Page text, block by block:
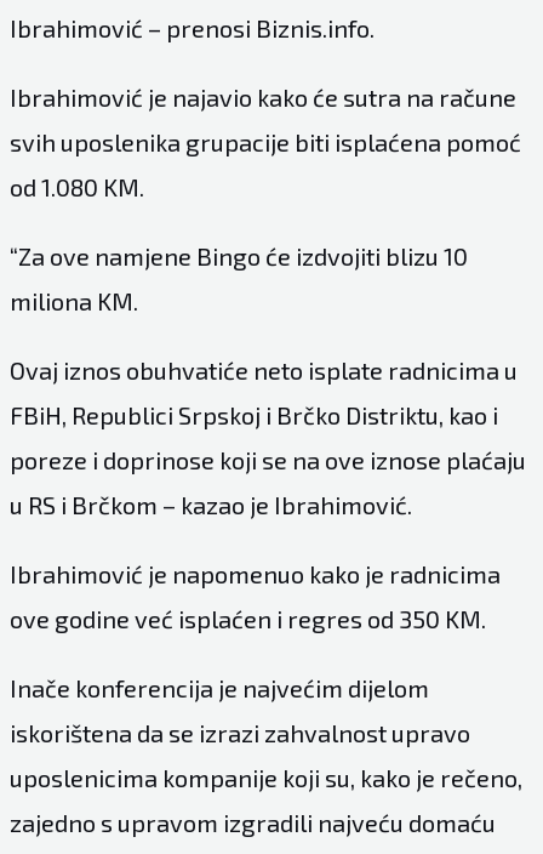
Ibrahimović – prenosi Biznis.info.
Ibrahimović je najavio kako će sutra na račune
svih uposlenika grupacije biti isplaćena pomoć
od 1.080 KM.
“Za ove namjene Bingo će izdvojiti blizu 10
miliona KM.
Ovaj iznos obuhvatiće neto isplate radnicima u
FBiH, Republici Srpskoj i Brčko Distriktu, kao i
poreze i doprinose koji se na ove iznose plaćaju
u RS i Brčkom – kazao je Ibrahimović.
Ibrahimović je napomenuo kako je radnicima
ove godine već isplaćen i regres od 350 KM.
Inače konferencija je najvećim dijelom
iskorištena da se izrazi zahvalnost upravo
uposlenicima kompanije koji su, kako je rečeno,
zajedno s upravom izgradili najveću domaću